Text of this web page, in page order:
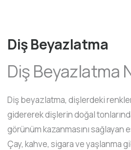
Diş Beyazlatma
Diş Beyazlatma
Diş beyazlatma, dişlerdeki
gidererek dişlerin doğal
görünüm kazanmasını sağlayan
Çay, kahve, sigara ve yaşlanma